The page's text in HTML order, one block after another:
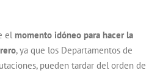
el momento idóneo para hacer la
, ya que los Departamentos de
pueden tardar del orden de